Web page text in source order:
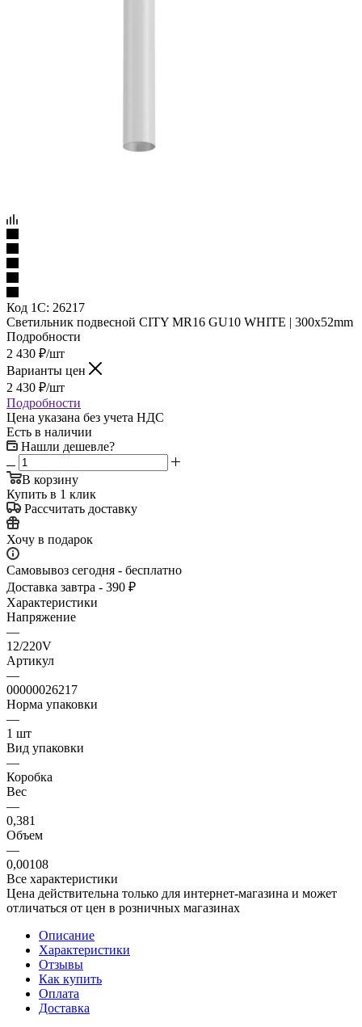
Код 1С: 26217
Светильник подвесной CITY MR16 GU10 WHITE | 300x52mm
Подробности
2 430 ₽/шт
Варианты цен
2 430 ₽/шт
Подробности
Цена указана без учета НДС
Есть в наличии
Нашли дешевле?
В корзину
Купить в 1 клик
Рассчитать доставку
Хочу в подарок
Самовывоз сегодня - бесплатно
Доставка завтра - 390 ₽
Характеристики
Напряжение
—
12/220V
Артикул
—
00000026217
Норма упаковки
—
1 шт
Вид упаковки
—
Коробка
Вес
—
0,381
Объем
—
0,00108
Все характеристики
Цена действительна только для интернет-магазина и может
отличаться от цен в розничных магазинах
Описание
Характеристики
Отзывы
Как купить
Оплата
Доставка